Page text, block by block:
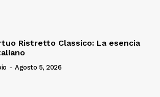
Ristretto Classico: La esencia
- Agosto 5, 2026